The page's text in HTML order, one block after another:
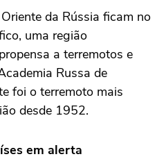
da Rússia ficam no
uma região
a terremotos e
Russa de
foi o terremoto mais
desde 1952.
em alerta